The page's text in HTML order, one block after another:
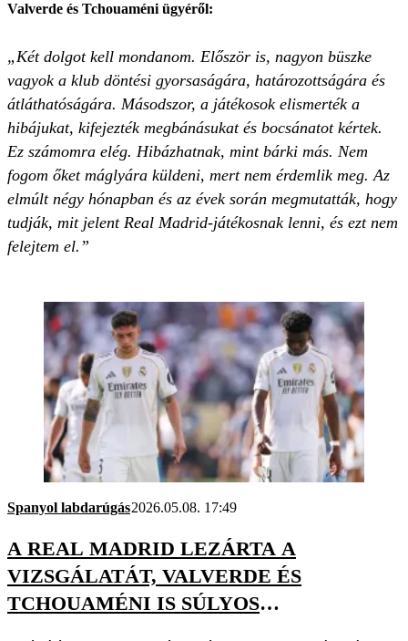
Valverde és Tchouaméni ügyéről:
„Két dolgot kell mondanom. Először is, nagyon büszke
vagyok a klub döntési gyorsaságára, határozottságára és
átláthatóságára. Másodszor, a játékosok elismerték a
hibájukat, kifejezték megbánásukat és bocsánatot kértek.
Ez számomra elég. Hibázhatnak, mint bárki más. Nem
fogom őket máglyára küldeni, mert nem érdemlik meg. Az
elmúlt négy hónapban és az évek során megmutatták, hogy
tudják, mit jelent Real Madrid-játékosnak lenni, és ezt nem
felejtem el.”
Spanyol labdarúgás2026.05.08. 17:49
A REAL MADRID LEZÁRTA A
VIZSGÁLATÁT, VALVERDE ÉS
TCHOUAMÉNI IS SÚLYOS